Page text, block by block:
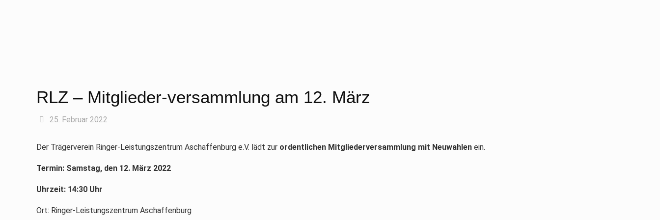
RLZ – Mitglieder-versammlung am 12. März
25. Februar 2022
Der Trägerverein Ringer-Leistungszentrum Aschaffenburg e.V. lädt zur ordentlichen Mitgliederversammlung mit Neuwahlen ein.
Termin: Samstag, den 12. März 2022
Uhrzeit: 14:30 Uhr
Ort: Ringer-Leistungszentrum Aschaffenburg